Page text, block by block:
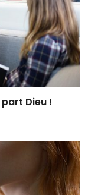
Dieu !